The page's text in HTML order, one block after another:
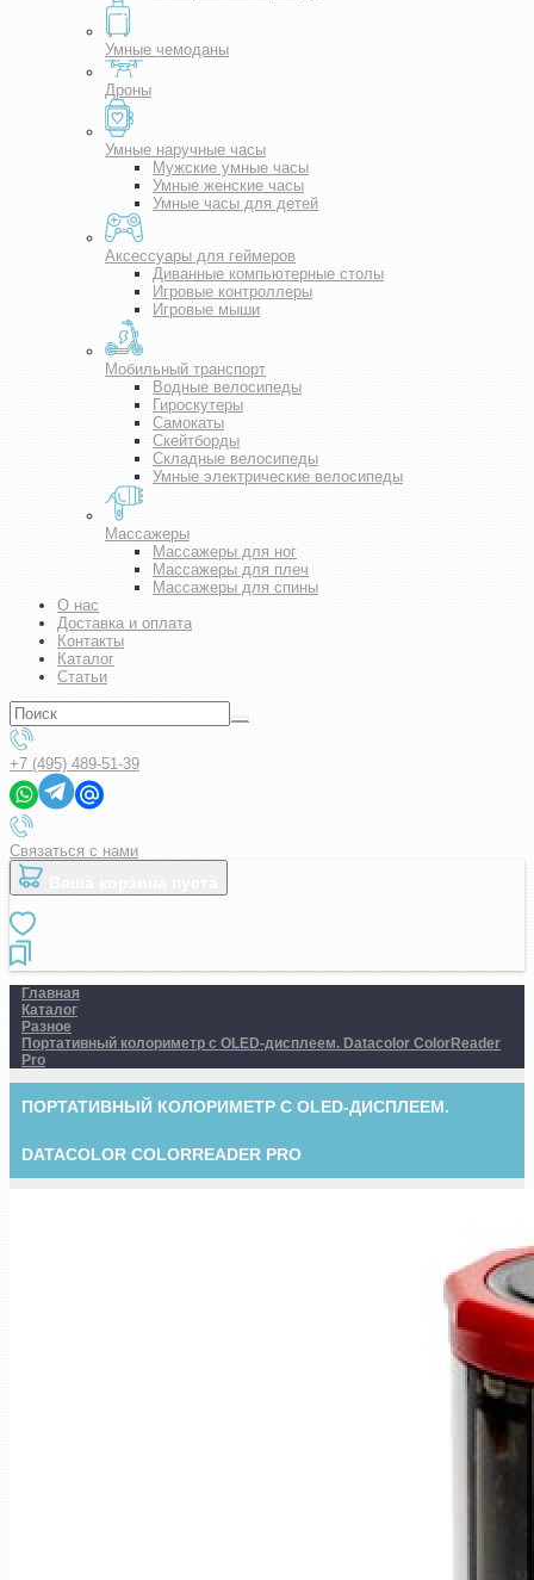
Умные чемоданы
Дроны
Умные наручные часы
Мужские умные часы
Умные женские часы
Умные часы для детей
Аксессуары для геймеров
Диванные компьютерные столы
Игровые контроллеры
Игровые мыши
Мобильный транспорт
Водные велосипеды
Гироскутеры
Самокаты
Скейтборды
Складные велосипеды
Умные электрические велосипеды
Массажеры
Массажеры для ног
Массажеры для плеч
Массажеры для спины
О нас
Доставка и оплата
Контакты
Каталог
Статьи
+7 (495) 489-51-39
Связаться с нами
Главная
Каталог
Разное
Портативный колориметр с OLED-дисплеем. Datacolor ColorReader
Pro
ПОРТАТИВНЫЙ КОЛОРИМЕТР С OLED-ДИСПЛЕЕМ.
DATACOLOR COLORREADER PRO